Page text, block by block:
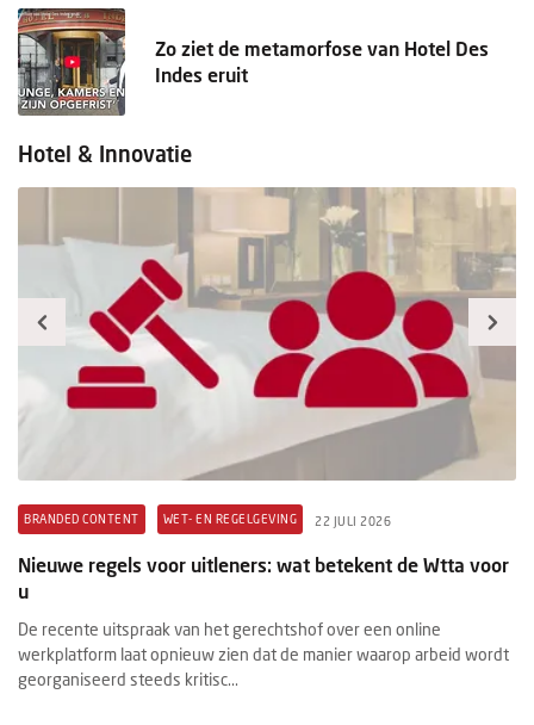
Zo ziet de metamorfose van Hotel Des
Indes eruit
Hotel & Innovatie
BRANDED CONTENT WET- EN REGELGEVING 22 JULI 2026
Nieuwe regels voor uitleners: wat betekent de Wtta voor
u
De recente uitspraak van het gerechtshof over een online
werkplatform laat opnieuw zien dat de manier waarop arbeid wordt
georganiseerd steeds kritisc...